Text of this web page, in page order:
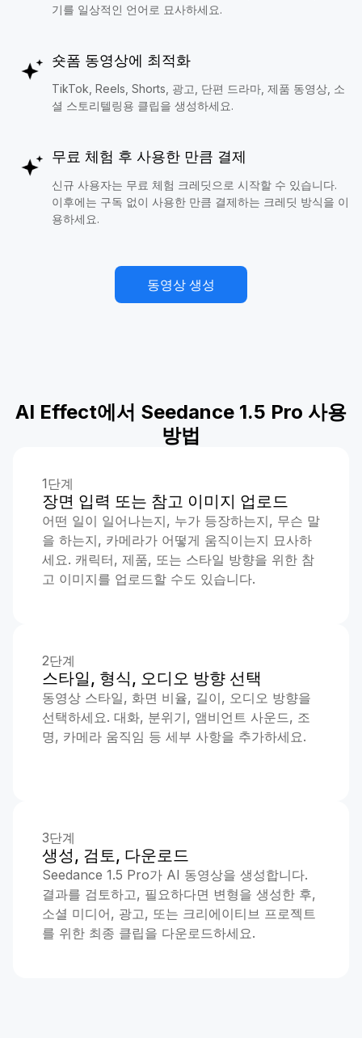
기를 일상적인 언어로 묘사하세요.
숏폼 동영상에 최적화
TikTok, Reels, Shorts, 광고, 단편 드라마, 제품 동영상, 소
셜 스토리텔링용 클립을 생성하세요.
무료 체험 후 사용한 만큼 결제
신규 사용자는 무료 체험 크레딧으로 시작할 수 있습니다.
이후에는 구독 없이 사용한 만큼 결제하는 크레딧 방식을 이
용하세요.
동영상 생성
AI Effect에서 Seedance 1.5 Pro 사용
방법
1단계
장면 입력 또는 참고 이미지 업로드
어떤 일이 일어나는지, 누가 등장하는지, 무슨 말
을 하는지, 카메라가 어떻게 움직이는지 묘사하
세요. 캐릭터, 제품, 또는 스타일 방향을 위한 참
고 이미지를 업로드할 수도 있습니다.
2단계
스타일, 형식, 오디오 방향 선택
동영상 스타일, 화면 비율, 길이, 오디오 방향을
선택하세요. 대화, 분위기, 앰비언트 사운드, 조
명, 카메라 움직임 등 세부 사항을 추가하세요.
3단계
생성, 검토, 다운로드
Seedance 1.5 Pro가 AI 동영상을 생성합니다.
결과를 검토하고, 필요하다면 변형을 생성한 후,
소셜 미디어, 광고, 또는 크리에이티브 프로젝트
를 위한 최종 클립을 다운로드하세요.